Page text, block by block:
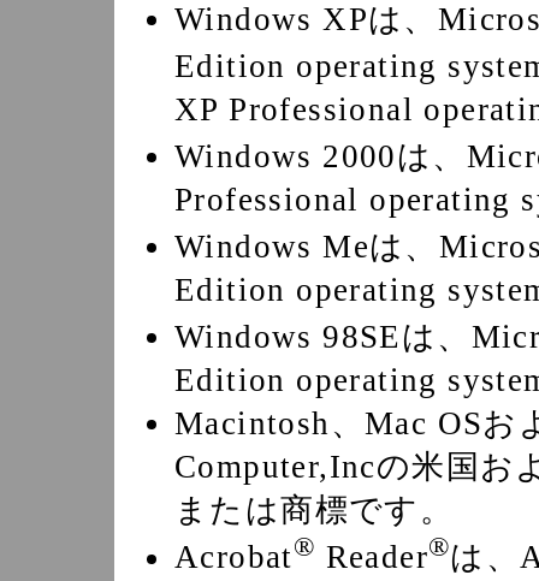
Windows XPは、
Edition operating
XP Professional
Windows 2000は、
Professional operating
Windows Meは、
Edition operating
Windows 98SEは、
Edition operating
Macintosh、Mac OS
Computer,Incの米国お
または商標です。
Acrobat® Reader®は、